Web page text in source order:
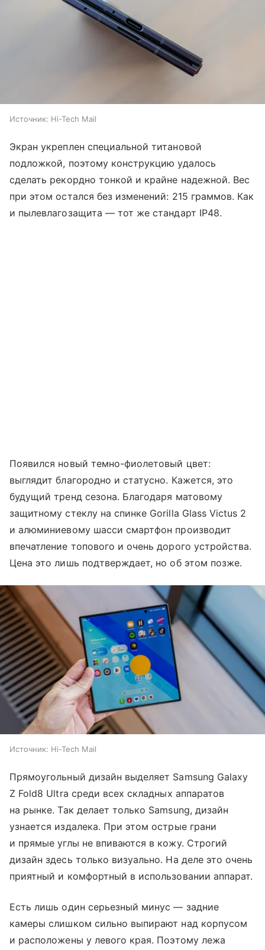
Источник: Hi-Tech Mail
Экран укреплен специальной титановой
подложкой, поэтому конструкцию удалось
сделать рекордно тонкой и крайне надежной. Вес
при этом остался без изменений: 215 граммов. Как
и пылевлагозащита — тот же стандарт IP48.
Появился новый темно-фиолетовый цвет:
выглядит благородно и статусно. Кажется, это
будущий тренд сезона. Благодаря матовому
защитному стеклу на спинке Gorilla Glass Victus 2
и алюминиевому шасси смартфон производит
впечатление топового и очень дорого устройства.
Цена это лишь подтверждает, но об этом позже.
Источник: Hi-Tech Mail
Прямоугольный дизайн выделяет Samsung Galaxy
Z Fold8 Ultra среди всех складных аппаратов
на рынке. Так делает только Samsung, дизайн
узнается издалека. При этом острые грани
и прямые углы не впиваются в кожу. Строгий
дизайн здесь только визуально. На деле это очень
приятный и комфортный в использовании аппарат.
Есть лишь один серьезный минус — задние
камеры слишком сильно выпирают над корпусом
и расположены у левого края. Поэтому лежа